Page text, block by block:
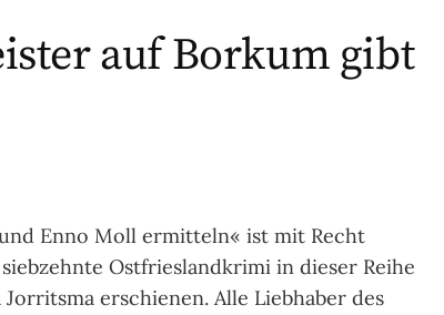
auf Borkum gibt
Enno Moll ermitteln« ist mit Recht
Ostfrieslandkrimi in dieser Reihe
erschienen. Alle Liebhaber des